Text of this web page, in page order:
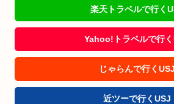
楽天トラベルで行く
Yahoo!トラベルで行
じゃらんで行くUSJ
近ツーで行くUSJ